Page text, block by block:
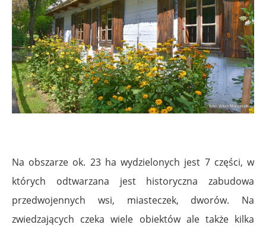
Na obszarze ok. 23 ha wydzielonych jest 7 części, w
których odtwarzana jest historyczna zabudowa
przedwojennych wsi, miasteczek, dworów. Na
zwiedzających czeka wiele obiektów ale także kilka